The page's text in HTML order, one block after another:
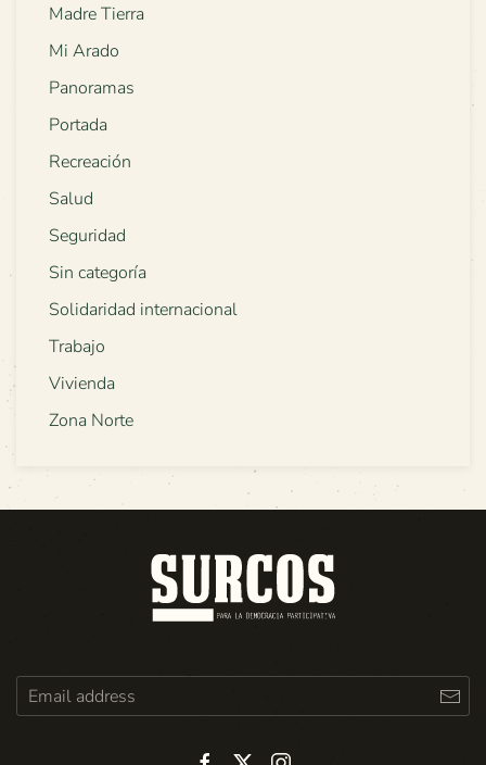
Madre Tierra
Mi Arado
Panoramas
Portada
Recreación
Salud
Seguridad
Sin categoría
Solidaridad internacional
Trabajo
Vivienda
Zona Norte